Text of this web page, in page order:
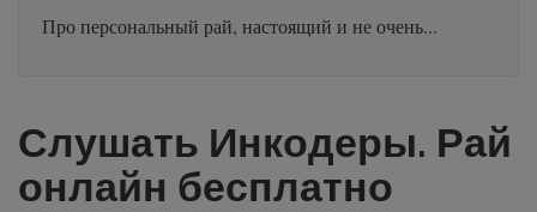
Про персональный рай, настоящий и не очень...
Слушать Инкодеры. Рай
онлайн бесплатно